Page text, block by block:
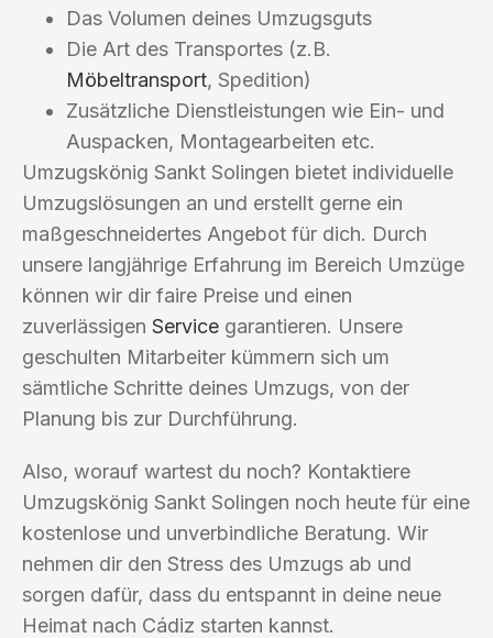
Das Volumen deines Umzugsguts
Die Art des Transportes (z.B.
Möbeltransport, Spedition)
Zusätzliche Dienstleistungen wie Ein- und
Auspacken, Montagearbeiten etc.
Umzugskönig Sankt Solingen bietet individuelle
Umzugslösungen an und erstellt gerne ein
maßgeschneidertes Angebot für dich. Durch
unsere langjährige Erfahrung im Bereich Umzüge
können wir dir faire Preise und einen
zuverlässigen Service garantieren. Unsere
geschulten Mitarbeiter kümmern sich um
sämtliche Schritte deines Umzugs, von der
Planung bis zur Durchführung.
Also, worauf wartest du noch? Kontaktiere
Umzugskönig Sankt Solingen noch heute für eine
kostenlose und unverbindliche Beratung. Wir
nehmen dir den Stress des Umzugs ab und
sorgen dafür, dass du entspannt in deine neue
Heimat nach Cádiz starten kannst.